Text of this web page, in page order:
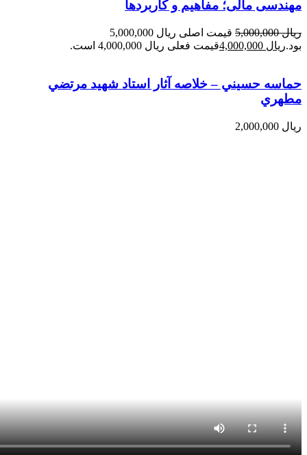
مهندسی مالی؛ مفاهیم و کاربردها
ریال5,000,000
قیمت اصلی ریال 5,000,000
بود.ریال قیمت فعلی ریال 4,000,000 است.
حماسه حسيني – خلاصه آثار استاد شهيد مرتضي
مطهري
ریال